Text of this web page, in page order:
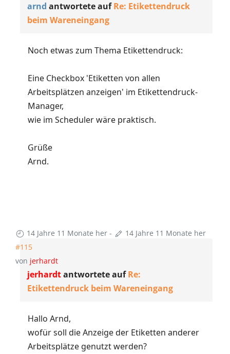
arnd antwortete aufRe: Etikettendruck
beim Wareneingang
Noch etwas zum Thema Etikettendruck:
Eine Checkbox 'Etiketten von allen
Arbeitsplätzen anzeigen' im Etikettendruck-
Manager,
wie im Scheduler wäre praktisch.
Grüße
Arnd.
14 Jahre 11 Monate her -
14 Jahre 11 Monate her
#115
von jerhardt
jerhardtantwortete aufRe:
Etikettendruck beim Wareneingang
Hallo Arnd,
wofür soll die Anzeige der Etiketten anderer
Arbeitsplätze genutzt werden?